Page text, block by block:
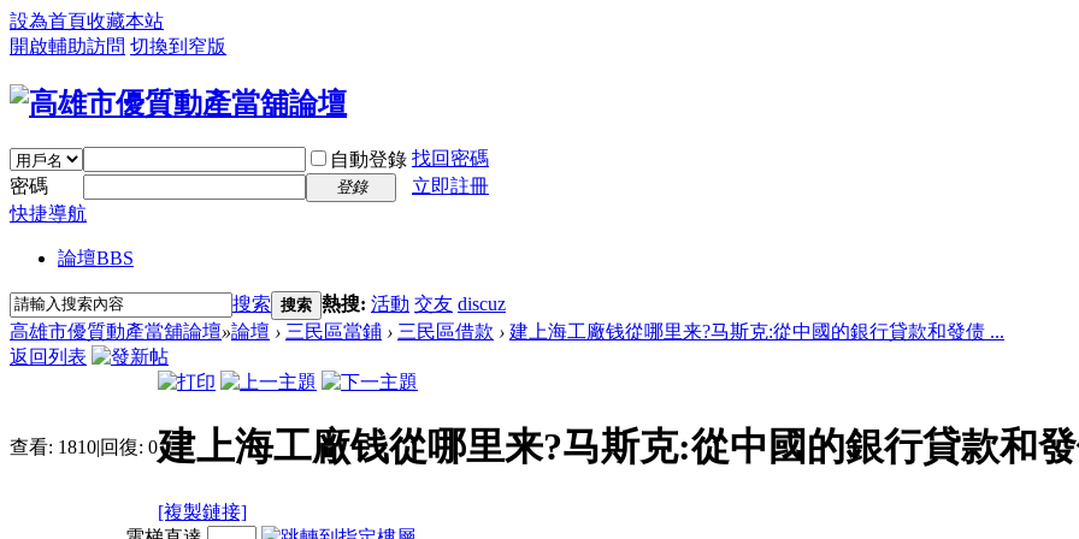
設為首頁收藏本站
開啟輔助訪問 切換到窄版
自動登錄 找回密碼
密碼
登錄
立即註冊
快捷導航
論壇BBS
搜索 搜索 熱搜: 活動 交友 discuz
高雄市優質動產當舖論壇»論壇 › 三民區當鋪 › 三民區借款 › 建上海工廠钱從哪里来?马斯克:從中國的銀行貸款和發债 ...
返回列表
查看: 1810|回復: 0建上海工廠钱從哪里来?马斯克:從中國的銀行貸款和
[複製鏈接]